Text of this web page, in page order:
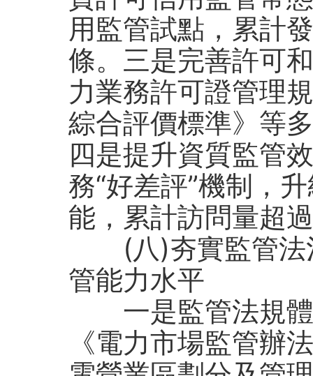
用監管試點，累計
條。三是完善許可
力業務許可證管理
綜合評價標準》等
四是提升資質監管
務“好差評”機制，
能，累計訪問量超
(八)夯實監管法
管能力水平
一是監管法規體
《電力市場監管辦